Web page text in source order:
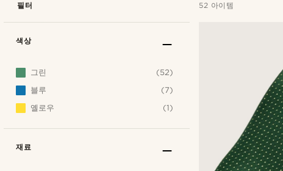
필터 52 아이템
색상
그린
(52)
블루
(7)
옐로우
(1)
재료